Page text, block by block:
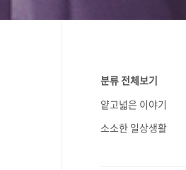
분류 전체보기
얕고넓은 이야기
소소한 일상생활